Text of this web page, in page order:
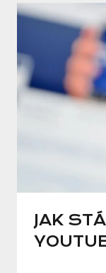
JAK